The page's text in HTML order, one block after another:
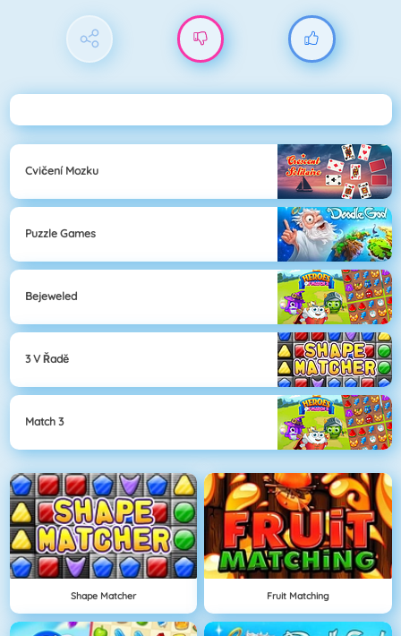
Cvičení Mozku
Puzzle Games
Bejeweled
3 V Řadě
Match 3
Shape Matcher Fruit Matching